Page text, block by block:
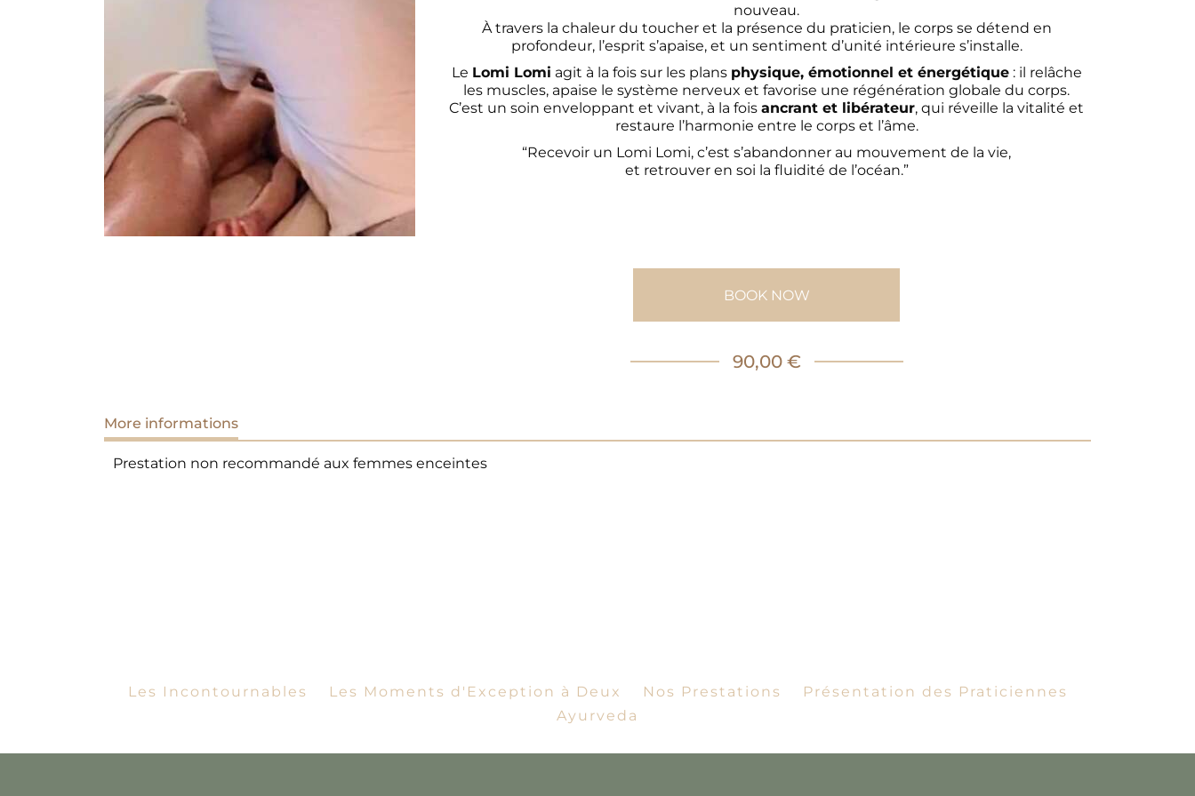
nouveau.
À travers la chaleur du toucher et la présence du praticien, le corps se détend en
profondeur, l’esprit s’apaise, et un sentiment d’unité intérieure s’installe.
Le Lomi Lomi agit à la fois sur les plans physique, émotionnel et énergétique: il relâche
les muscles, apaise le système nerveux et favorise une régénération globale du corps.
C’est un soin enveloppant et vivant, à la fois ancrant et libérateur, qui réveille la vitalité et
restaure l’harmonie entre le corps et l’âme.
“Recevoir un Lomi Lomi, c’est s’abandonner au mouvement de la vie,
et retrouver en soi la fluidité de l’océan.”
BOOK NOW
90,00 €
More informations
Prestation non recommandé aux femmes enceintes
Les Incontournables Les Moments d'Exception à Deux Nos Prestations
Présentation des Praticiennes
Ayurveda